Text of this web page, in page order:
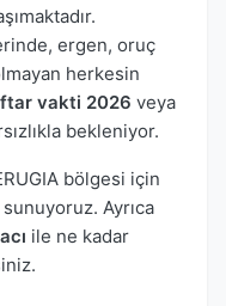
ergen, oruç
herkesin
vakti 2026 veya
bekleniyor.
bölgesi için
Ayrıca
ile ne kadar